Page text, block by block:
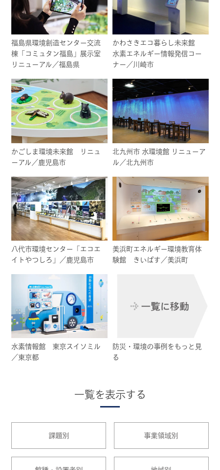
福島県環境創造センター交流
棟「コミュタン福島」展示室
リニューアル／福島県
かわさきエコ暮らし未来館
水素エネルギー情報発信コー
ナー／川崎市
かごしま環境未来館 リニュ
ーアル／鹿児島市
北九州市 水環境館 リニューア
ル／北九州市
八代市環境センター「エコエ
イトやつしろ」／鹿児島市
美浜町エネルギー環境教育体
験館 きいぱす／美浜町
水素情報館 東京スイソミル
／東京都
防災・環境の事例をもっと見
る
一覧を表示する
課題別 事業領域別